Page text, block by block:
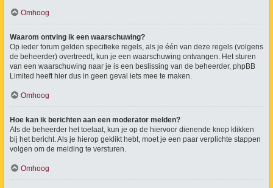
Omhoog
Waarom ontving ik een waarschuwing?
Op ieder forum gelden specifieke regels, als je één van deze regels (volgens
de beheerder) overtreedt, kun je een waarschuwing ontvangen. Het sturen
van een waarschuwing naar je is een beslissing van de beheerder, phpBB
Limited heeft hier dus in geen geval iets mee te maken.
Omhoog
Hoe kan ik berichten aan een moderator melden?
Als de beheerder het toelaat, kun je op de hiervoor dienende knop klikken
bij het bericht. Als je hierop geklikt hebt, moet je een paar verplichte stappen
volgen om de melding te versturen.
Omhoog